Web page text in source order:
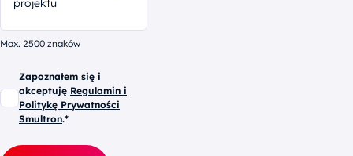
Max. 2500 znaków
Zapoznałem się i
akceptuję Regulamin i
Politykę Prywatności
Smultron.*